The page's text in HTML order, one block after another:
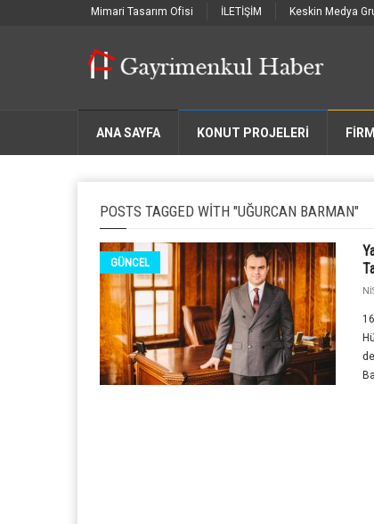
Mimari Tasarım Ofisi İLETİŞİM Keskin Medya
ANA SAYFA KONUT PROJELERİ
POSTS TAGGED WITH "UĞURCAN BARMAN"
GÜNCEL